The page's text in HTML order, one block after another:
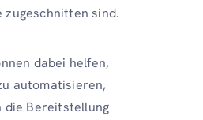
sind.
dabei helfen,
automatisieren,
die Bereitstellung